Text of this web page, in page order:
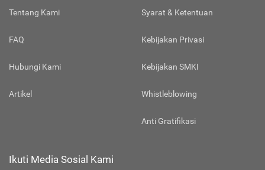
Tentang Kami
FAQ
Hubungi Kami
Artikel
Syarat & Ketentuan
Kebijakan Privasi
Kebijakan SMKI
Whistleblowing
Anti Gratifikasi
Ikuti Media Sosial Kami